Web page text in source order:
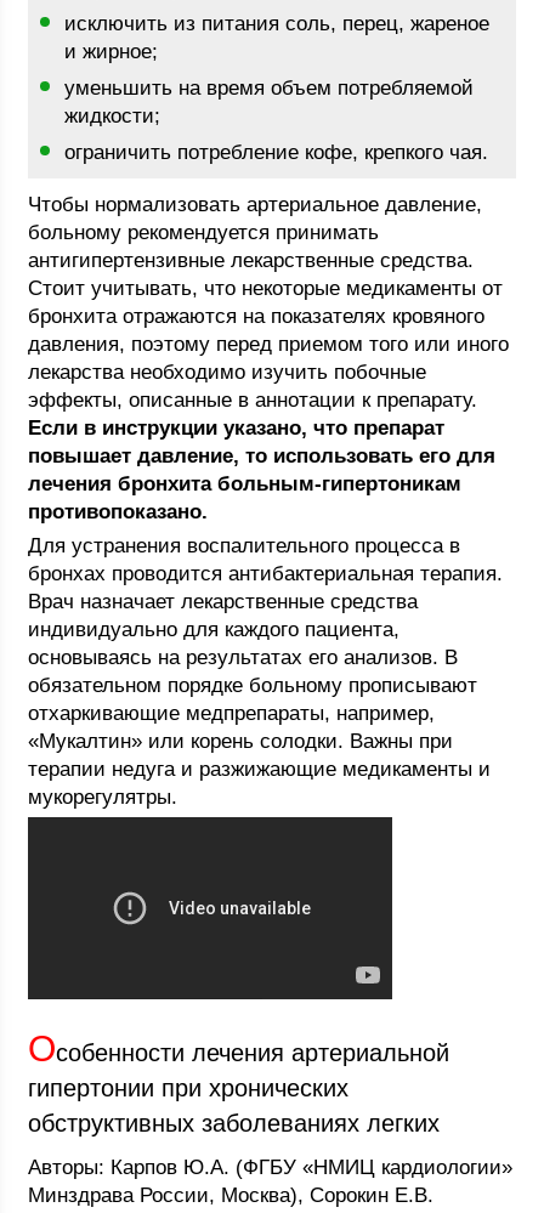
исключить из питания соль, перец, жареное
и жирное;
уменьшить на время объем потребляемой
жидкости;
ограничить потребление кофе, крепкого чая.
Чтобы нормализовать артериальное давление,
больному рекомендуется принимать
антигипертензивные лекарственные средства.
Стоит учитывать, что некоторые медикаменты от
бронхита отражаются на показателях кровяного
давления, поэтому перед приемом того или иного
лекарства необходимо изучить побочные
эффекты, описанные в аннотации к препарату.
Если в инструкции указано, что препарат
повышает давление, то использовать его для
лечения бронхита больным-гипертоникам
противопоказано.
Для устранения воспалительного процесса в
бронхах проводится антибактериальная терапия.
Врач назначает лекарственные средства
индивидуально для каждого пациента,
основываясь на результатах его анализов. В
обязательном порядке больному прописывают
отхаркивающие медпрепараты, например,
«Мукалтин» или корень солодки. Важны при
терапии недуга и разжижающие медикаменты и
мукорегулятры.
Особенности лечения артериальной
гипертонии при хронических
обструктивных заболеваниях легких
Авторы: Карпов Ю.А. (ФГБУ «НМИЦ кардиологии»
Минздрава России, Москва), Сорокин Е.В.